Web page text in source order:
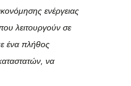
ενέργειας
λειτουργούν σε
ένα πλήθος
να